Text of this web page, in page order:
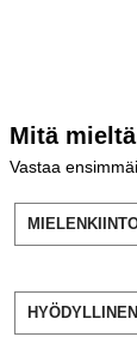
Mitä
Vastaa
HYÖDYLLINEN